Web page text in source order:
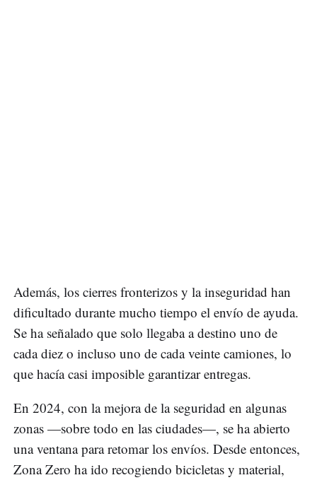
Además, los cierres fronterizos y la inseguridad han
dificultado durante mucho tiempo el envío de ayuda.
Se ha señalado que solo llegaba a destino uno de
cada diez o incluso uno de cada veinte camiones, lo
que hacía casi imposible garantizar entregas.
En 2024, con la mejora de la seguridad en algunas
zonas —sobre todo en las ciudades—, se ha abierto
una ventana para retomar los envíos. Desde entonces,
Zona Zero ha ido recogiendo bicicletas y material,